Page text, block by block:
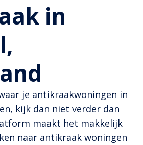
in
je antikraakwoningen in
kijk dan niet verder dan
maakt het makkelijk
naar antikraak woningen